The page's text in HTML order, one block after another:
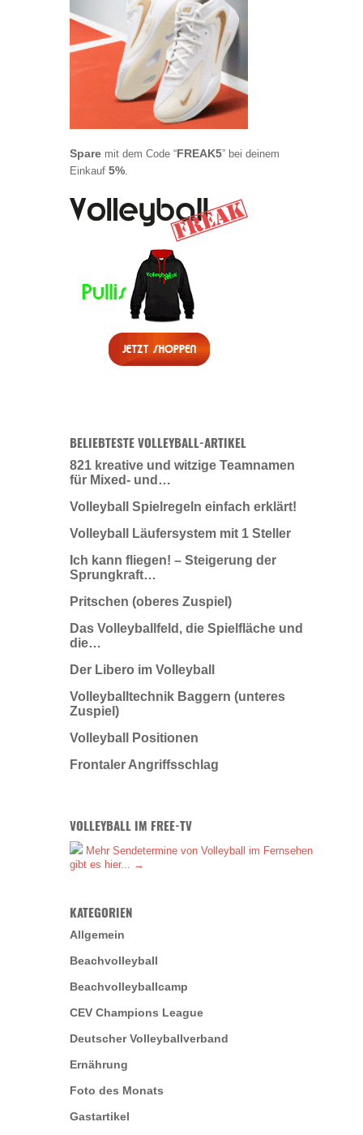
Spare mit dem Code “FREAK5” bei deinem
Einkauf 5%.
BELIEBTESTE VOLLEYBALL-ARTIKEL
821 kreative und witzige Teamnamen
für Mixed- und…
Volleyball Spielregeln einfach erklärt!
Volleyball Läufersystem mit 1 Steller
Ich kann fliegen! – Steigerung der
Sprungkraft…
Pritschen (oberes Zuspiel)
Das Volleyballfeld, die Spielfläche und
die…
Der Libero im Volleyball
Volleyballtechnik Baggern (unteres
Zuspiel)
Volleyball Positionen
Frontaler Angriffsschlag
VOLLEYBALL IM FREE-TV
Mehr Sendetermine von Volleyball im Fernsehen
gibt es hier... →
KATEGORIEN
Allgemein
Beachvolleyball
Beachvolleyballcamp
CEV Champions League
Deutscher Volleyballverband
Ernährung
Foto des Monats
Gastartikel